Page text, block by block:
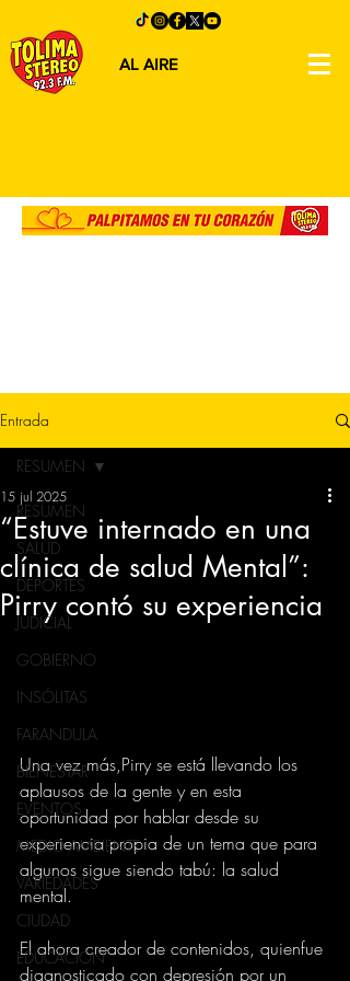
AL AIRE
Entrada
RESUMEN
SALUD
DEPORTES
JUDICIAL
GOBIERNO
INSÓLITAS
FARANDULA
BIENESTAR
EVENTOS
MEDIO AMBIENTE
VARIEDADES
CIUDAD
EDUCACION
RESUMEN
“Estuve internado en una
clínica de salud Mental”:
Pirry contó su experiencia
15 jul 2025
Una vez más,Pirry se está llevando los
aplausos de la gente y en esta
oportunidad por hablar desde su
experiencia propia de un tema que para
algunos sigue siendo tabú: la salud
mental.
El ahora creador de contenidos, quienfue
diagnosticado con depresión por un